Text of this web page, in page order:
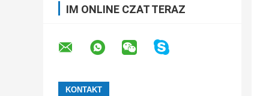
IM ONLINE CZAT TERAZ